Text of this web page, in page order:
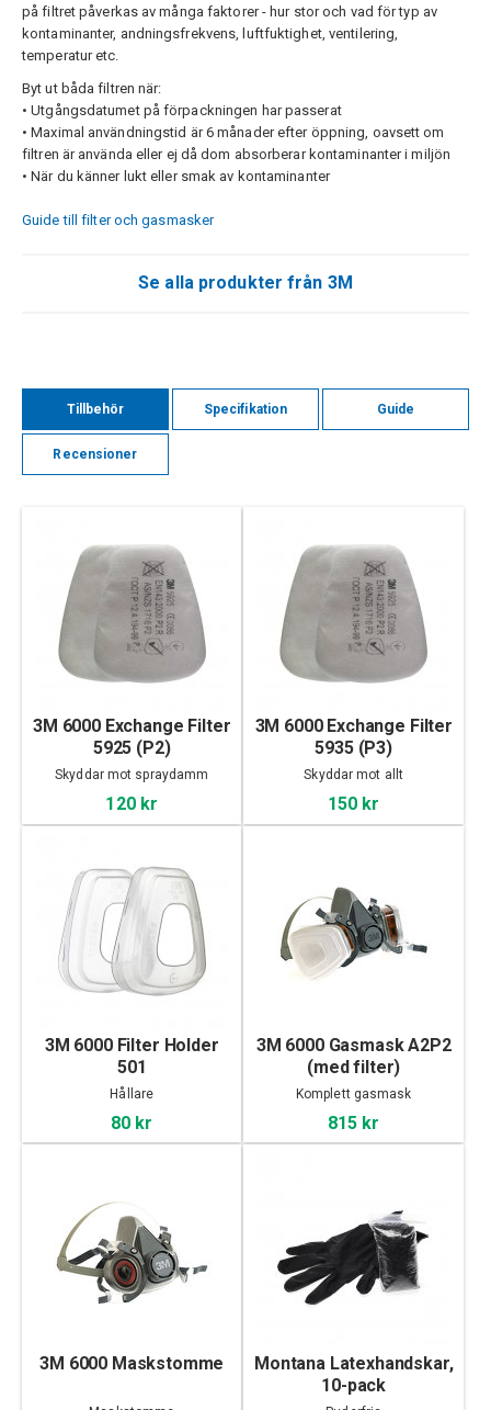
på filtret påverkas av många faktorer - hur stor och vad för typ av
kontaminanter, andningsfrekvens, luftfuktighet, ventilering,
temperatur etc.
Byt ut båda filtren när:
• Utgångsdatumet på förpackningen har passerat
• Maximal användningstid är 6 månader efter öppning, oavsett om
filtren är använda eller ej då dom absorberar kontaminanter i miljön
​• När du känner lukt eller smak av kontaminanter
Guide till filter och gasmasker
Se alla produkter från 3M
Tillbehör Specifikation Guide
Recensioner
3M 6000 Exchange Filter
5925 (P2)
Skyddar mot spraydamm
120 kr
3M 6000 Exchange Filter
5935 (P3)
Skyddar mot allt
150 kr
3M 6000 Filter Holder
501
Hållare
80 kr
3M 6000 Gasmask A2P2
(med filter)
Komplett gasmask
815 kr
3M 6000 Maskstomme
Montana Latexhandskar,
10-pack